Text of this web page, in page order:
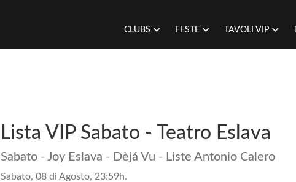
CLUBS FESTE TAVOLI VIP
Lista VIP Sabato - Teatro Eslava
Sabato - Joy Eslava - Dèjá Vu - Liste Antonio Calero
Sabato, 08 di Agosto, 23:59h.